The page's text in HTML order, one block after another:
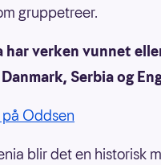
gruppetreer.
har verken vunnet
Serbia og
Oddsen
blir det en historisk